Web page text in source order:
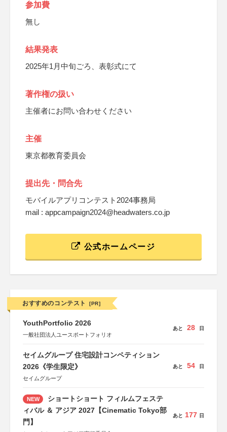
参加費
無し
結果発表
2025年1月中旬ごろ、表彰式にて
著作権の扱い
主催者にお問い合わせください
主催
東京都教育委員会
提出先・問合先
モバイルアプリコンテスト2024事務局
mail : appcampaign2024@headwaters.co.jp
公式ホームページ
おすすめのコンテスト [PR]
YouthPortfolio 2026
一般社団法人ユースポートフォリオ
あと 28 日
セイムグループ 住宅設計コンペティション
2026《学生限定》
セイムグループ
あと 54 日
NEW
ショートショート フィルムフェステ
ィバル ＆ アジア 2027【Cinematic Tokyo部
門】
あと 177 日